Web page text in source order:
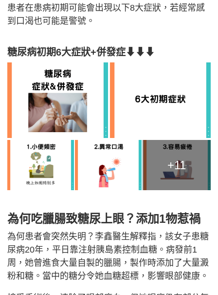
患者在患病初期可能會出現以下8大症狀，若經常感
到口渴也可能是警號。
糖尿病初期6大症狀+併發症⬇⬇⬇
+11
為何吃臘腸致糖尿上眼？添加1物惹禍
為何患者會突然失明？李鑫醫生解釋指，該女子患糖
尿病20年，平日靠注射胰島素控制血糖。病發前1
周，她曾進食大量自製的臘腸，製作時添加了大量澱
粉和糖。當中的糖分令她血糖超標，影響眼部健康。